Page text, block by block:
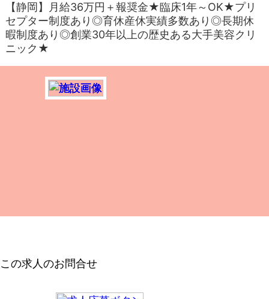
【静岡】月給36万円＋報奨金★臨床1年～OK★プリ
セプター制度あり◎育休産休実績多数あり◎長期休
暇制度あり◎創業30年以上の歴史ある大手美容クリ
ニック★
この求人のお問合せ